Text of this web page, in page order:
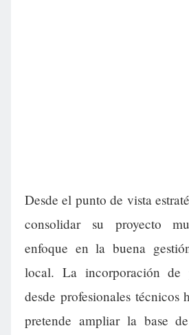
Desde el punto de vista
consolidar su proyecto
enfoque en la buena
local. La incorporación de
desde profesionales técnicos
pretende ampliar la base